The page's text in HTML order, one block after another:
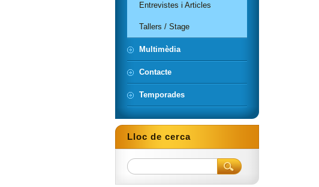
Entrevistes i Articles
Tallers / Stage
Multimèdia
Contacte
Temporades
Lloc de cerca